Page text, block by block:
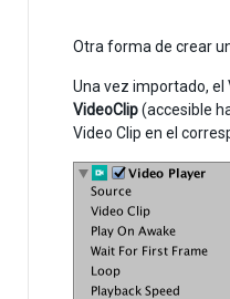
Otra forma de crear
Una vez importado,
VideoClip(accesible
Video Clip en el